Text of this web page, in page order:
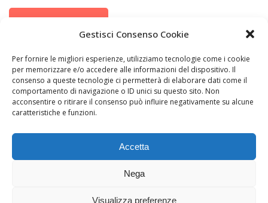
Gestisci Consenso Cookie
Per fornire le migliori esperienze, utilizziamo tecnologie come i cookie
per memorizzare e/o accedere alle informazioni del dispositivo. Il
consenso a queste tecnologie ci permetterà di elaborare dati come il
comportamento di navigazione o ID unici su questo sito. Non
acconsentire o ritirare il consenso può influire negativamente su alcune
caratteristiche e funzioni.
Accetta
Nega
Visualizza preferenze